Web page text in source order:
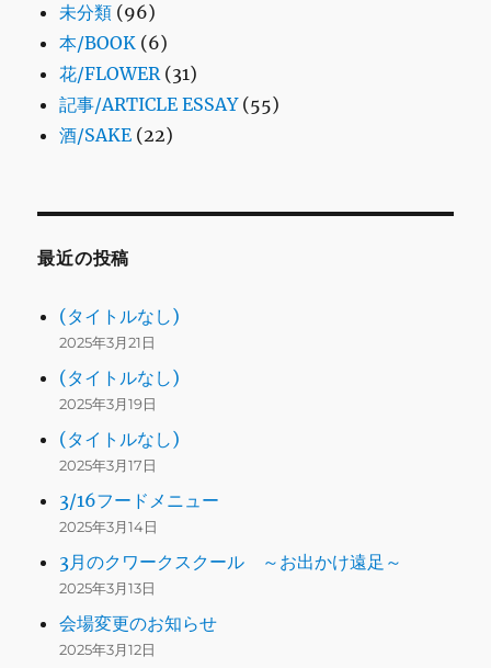
未分類 (96)
本/BOOK (6)
花/FLOWER(31)
記事/ARTICLE ESSAY(55)
酒/SAKE (22)
最近の投稿
(タイトルなし)
2025年3月21日
(タイトルなし)
2025年3月19日
(タイトルなし)
2025年3月17日
3/16フードメニュー
2025年3月14日
3月のクワークスクール ～お出かけ遠足～
2025年3月13日
会場変更のお知らせ
2025年3月12日